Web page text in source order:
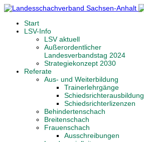
Start
LSV-Info
LSV aktuell
Außerordentlicher
Landesverbandstag 2024
Strategiekonzept 2030
Referate
Aus- und Weiterbildung
Trainerlehrgänge
Schiedsrichterausbildung
Schiedsrichterlizenzen
Behindertenschach
Breitenschach
Frauenschach
Ausschreibungen